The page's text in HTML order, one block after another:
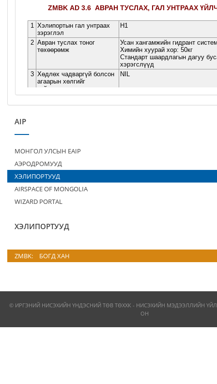
AIP
МОНГОЛ УЛСЫН EAIP
АЭРОДРОМУУД
ХЭЛИПОРТУУД
AIRSPACE OF MONGOLIA
WIZARD PORTAL
ХЭЛИПОРТУУД
ZMBK: БОГД ХАН
© ИРГЭНИЙ НИСЭХИЙН ҮНДЭСНИЙ ТӨВ ТӨХХК - НИСЭХИЙН МЭДЭЭЛЛИЙН
ОН